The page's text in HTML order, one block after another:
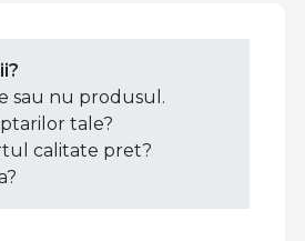
sau nu produsul.
tale?
calitate pret?